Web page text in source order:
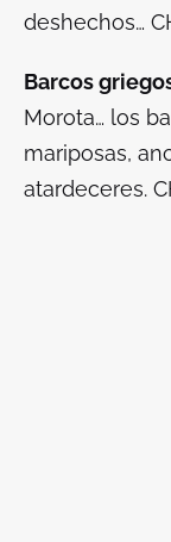
deshechos…
Barcos
Morota… los
mariposas,
atardeceres.